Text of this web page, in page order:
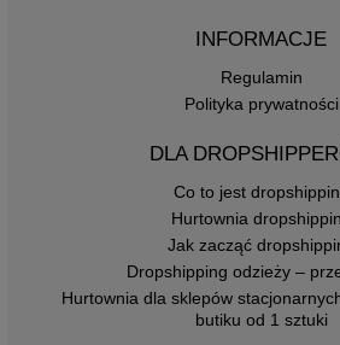
INFORMACJE
Regulamin
Polityka prywatności
DLA
Co to jest
Hurtownia
Jak zacząć
Dropshipping odzieży –
Hurtownia dla sklepów
butiku od 1 sztuki